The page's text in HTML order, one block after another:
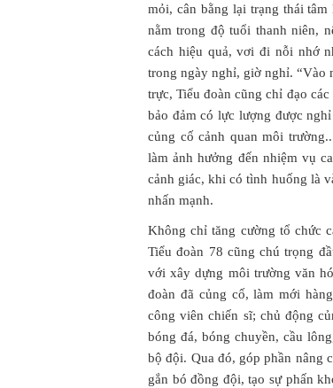
mỏi, cân bằng lại trạng thái
nằm trong độ tuổi thanh niên,
cách hiệu quả, vơi đi nỗi nhớ
trong ngày nghỉ, giờ nghỉ. “Vào
trực, Tiểu đoàn cũng chỉ đạo
bảo đảm có lực lượng được
củng cố cảnh quan môi
làm ảnh hưởng đến nhiệm vụ
cảnh giác, khi có tình huống là
nhấn mạnh.
Không chỉ tăng cường tổ chức
Tiểu đoàn 78 cũng chú trọng
với xây dựng môi trường văn
đoàn đã củng cố, làm mới
công viên chiến sĩ; chủ động
bóng đá, bóng chuyền, cầu
bộ đội. Qua đó, góp phần nâng
gắn bó đồng đội, tạo sự phấn